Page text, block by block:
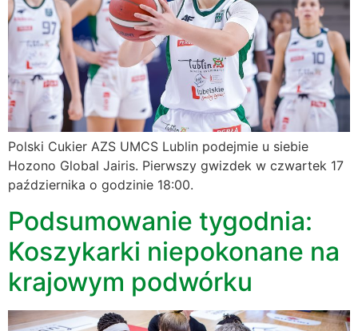
Polski Cukier AZS UMCS Lublin podejmie u siebie
Hozono Global Jairis. Pierwszy gwizdek w czwartek 17
października o godzinie 18:00.
Podsumowanie tygodnia:
Koszykarki niepokonane na
krajowym podwórku